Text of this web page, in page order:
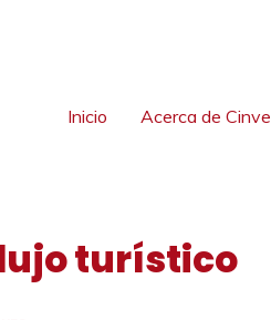
Inicio Acerca de Cinve
turístico